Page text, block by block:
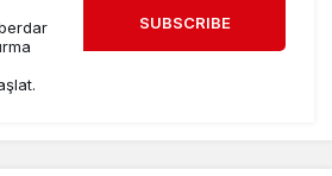
SUBSCRIBE